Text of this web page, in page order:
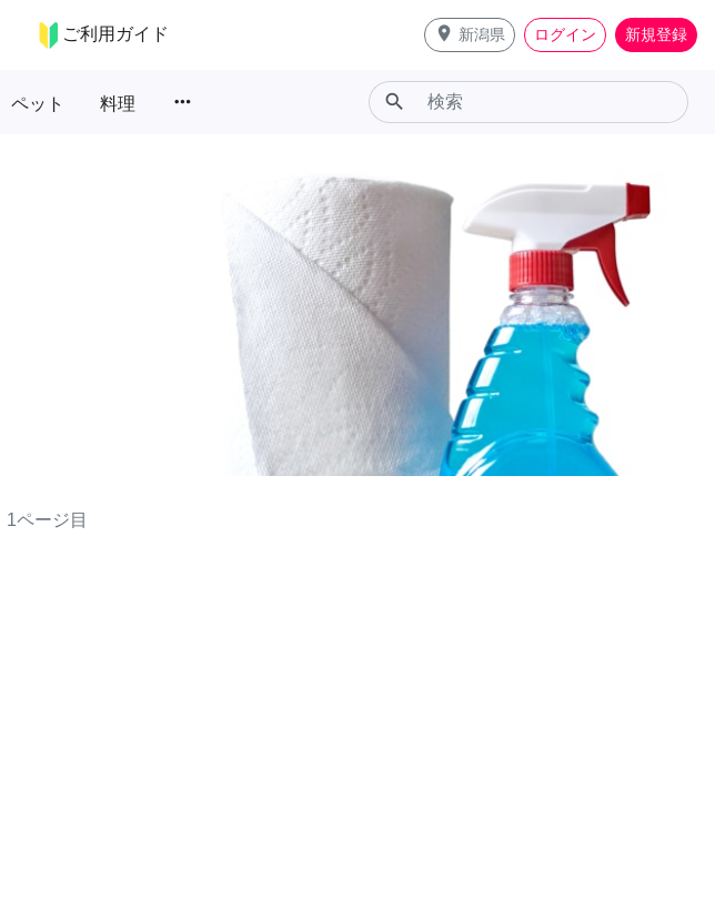
ご利用ガイド place 新潟県 ログイン 新規登録
ペット 料理 more_horiz search
1ページ目